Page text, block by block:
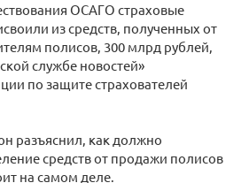
ОСАГО страховые
из средств, полученных от
полисов, 300 млрд рублей,
службе новостей»
по защите страхователей
разъяснил, как должно
средств от продажи полисов
на самом деле.